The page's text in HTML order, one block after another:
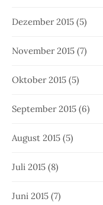
Dezember 2015 (5)
November 2015 (7)
Oktober 2015 (5)
September 2015 (6)
August 2015 (5)
Juli 2015 (8)
Juni 2015 (7)